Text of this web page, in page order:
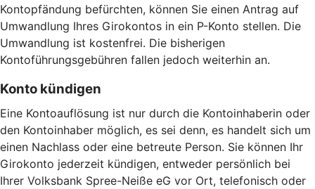
Kontopfändung befürchten, können Sie einen Antrag auf
Umwandlung Ihres Girokontos in ein P-Konto stellen. Die
Umwandlung ist kostenfrei. Die bisherigen
Kontoführungsgebühren fallen jedoch weiterhin an.
Konto kündigen
Eine Kontoauflösung ist nur durch die Kontoinhaberin oder
den Kontoinhaber möglich, es sei denn, es handelt sich um
einen Nachlass oder eine betreute Person. Sie können Ihr
Girokonto jederzeit kündigen, entweder persönlich bei
Ihrer Volksbank Spree-Neiße eG vor Ort, telefonisch oder